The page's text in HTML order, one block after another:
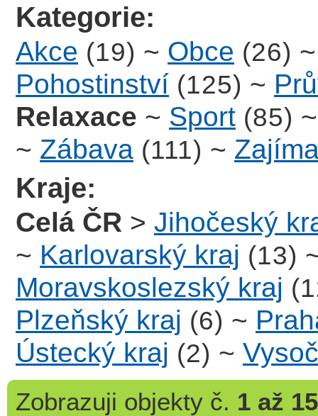
Kategorie:
Akce (19) ~ Obce (26)
Pohostinství (125) ~
Relaxace ~ Sport (85)
~ Zábava (111) ~
Kraje:
Celá ČR > Jihočeský
~ Karlovarský kraj (13)
Moravskoslezský kraj
Plzeňský kraj (6) ~
Ústecký kraj (2) ~
Zobrazuji objekty č. 1 až 15